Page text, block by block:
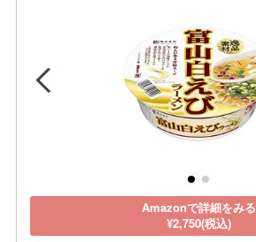
Amazonで詳細をみる
¥2,750(税込)